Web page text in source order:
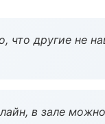
что другие не
в зале